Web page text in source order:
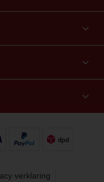
verklaring